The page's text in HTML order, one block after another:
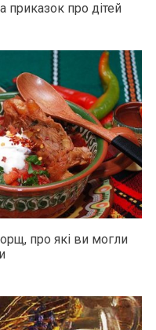
приказок про дітей
про які ви могли